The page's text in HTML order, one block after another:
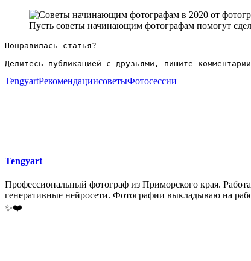
Пусть советы начинающим фотографам помогут
Понравилась статья?
Делитесь публикацией с друзьями, пишите
TengyartРекомендациисоветыФотосессии
Tengyart
Профессиональный фотограф из Приморского края.
генеративные нейросети. Фотографии выкладываю на
✨❤️